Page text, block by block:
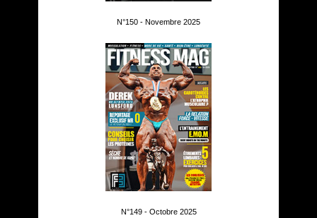
N°150 - Novembre 2025
N°149 - Octobre 2025